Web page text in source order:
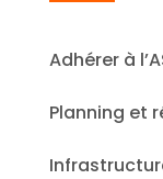
Adhérer à
Planning et